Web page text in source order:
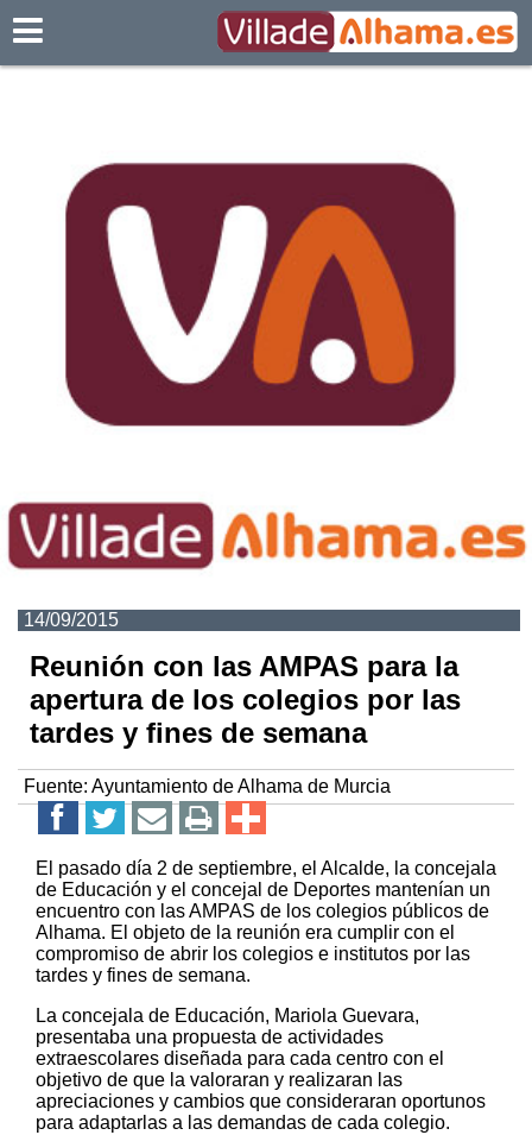
14/09/2015
Reunión con las AMPAS para la
apertura de los colegios por las
tardes y fines de semana
Fuente: Ayuntamiento de Alhama de Murcia
El pasado día 2 de septiembre, el Alcalde, la concejala
de Educación y el concejal de Deportes mantenían un
encuentro con las AMPAS de los colegios públicos de
Alhama. El objeto de la reunión era cumplir con el
compromiso de abrir los colegios e institutos por las
tardes y fines de semana.
La concejala de Educación, Mariola Guevara,
presentaba una propuesta de actividades
extraescolares diseñada para cada centro con el
objetivo de que la valoraran y realizaran las
apreciaciones y cambios que consideraran oportunos
para adaptarlas a las demandas de cada colegio.